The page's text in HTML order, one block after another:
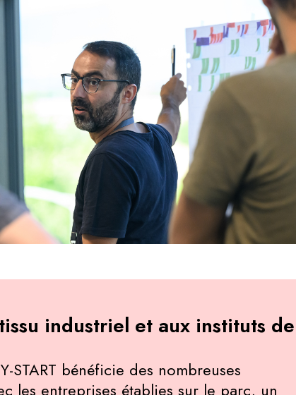
industriel et aux instituts de
START bénéficie des nombreuses
les entreprises établies sur le parc, un